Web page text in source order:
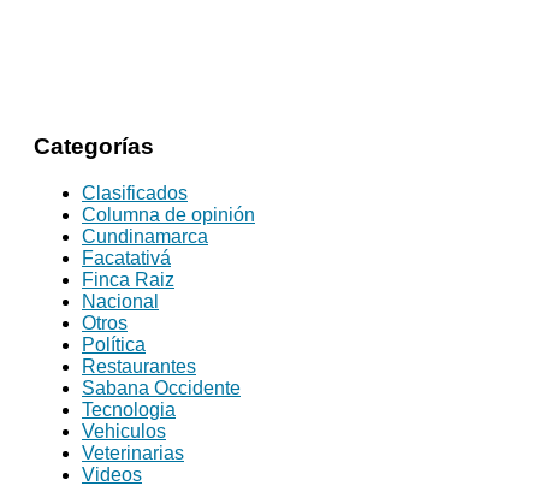
Categorías
Clasificados
Columna de opinión
Cundinamarca
Facatativá
Finca Raiz
Nacional
Otros
Política
Restaurantes
Sabana Occidente
Tecnologia
Vehiculos
Veterinarias
Videos